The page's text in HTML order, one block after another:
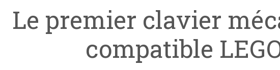
Le premier clavier
compatible